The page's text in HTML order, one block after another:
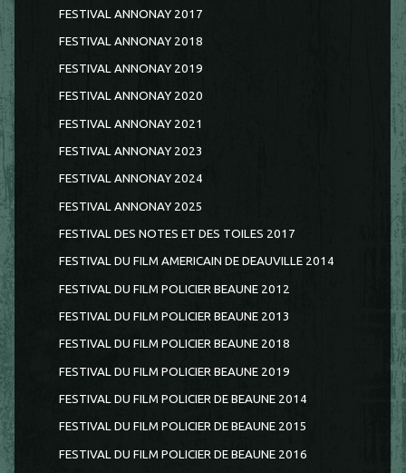
FESTIVAL ANNONAY 2017
FESTIVAL ANNONAY 2018
FESTIVAL ANNONAY 2019
FESTIVAL ANNONAY 2020
FESTIVAL ANNONAY 2021
FESTIVAL ANNONAY 2023
FESTIVAL ANNONAY 2024
FESTIVAL ANNONAY 2025
FESTIVAL DES NOTES ET DES TOILES 2017
FESTIVAL DU FILM AMERICAIN DE DEAUVILLE 2014
FESTIVAL DU FILM POLICIER BEAUNE 2012
FESTIVAL DU FILM POLICIER BEAUNE 2013
FESTIVAL DU FILM POLICIER BEAUNE 2018
FESTIVAL DU FILM POLICIER BEAUNE 2019
FESTIVAL DU FILM POLICIER DE BEAUNE 2014
FESTIVAL DU FILM POLICIER DE BEAUNE 2015
FESTIVAL DU FILM POLICIER DE BEAUNE 2016